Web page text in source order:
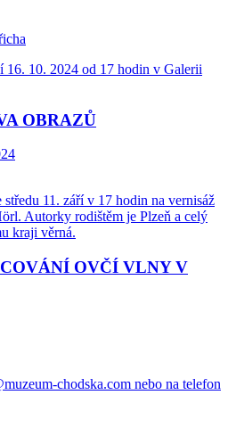
16. 10. 2024 od 17 hodin v Galerii
OBRAZŮ
11. září v 17 hodin na vernisáž
Autorky rodištěm je Plzeň a celý
kraji věrná.
OVČÍ VLNY V
chodska.com nebo na telefon